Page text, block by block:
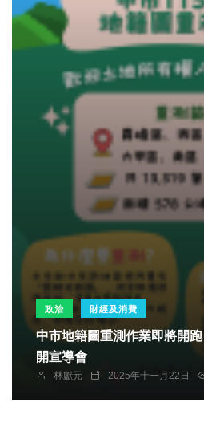
政治 財經及消費
中市地籍圖重測作業即將開跑 地政局11月底陸續召
開宣導會
林獻元 2025年十一月22日